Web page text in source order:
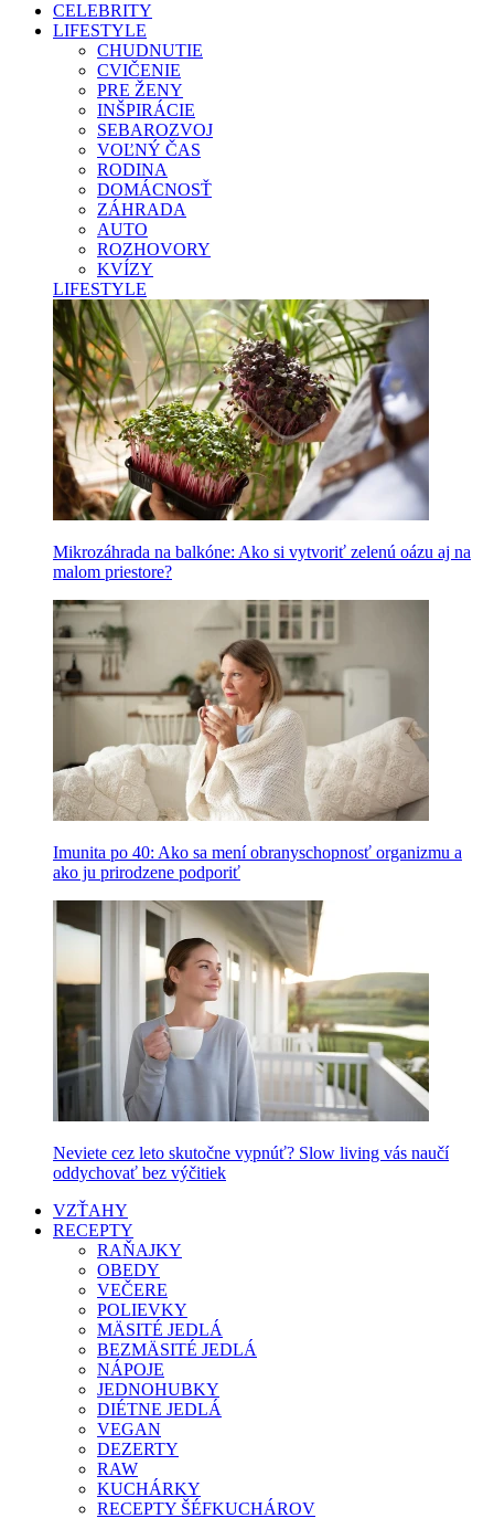
CELEBRITY
LIFESTYLE
CHUDNUTIE
CVIČENIE
PRE ŽENY
INŠPIRÁCIE
SEBAROZVOJ
VOĽNÝ ČAS
RODINA
DOMÁCNOSŤ
ZÁHRADA
AUTO
ROZHOVORY
KVÍZY
LIFESTYLE
Mikrozáhrada na balkóne: Ako si vytvoriť zelenú oázu aj na
malom priestore?
Imunita po 40: Ako sa mení obranyschopnosť organizmu a
ako ju prirodzene podporiť
Neviete cez leto skutočne vypnúť? Slow living vás naučí
oddychovať bez výčitiek
VZŤAHY
RECEPTY
RAŇAJKY
OBEDY
VEČERE
POLIEVKY
MÄSITÉ JEDLÁ
BEZMÄSITÉ JEDLÁ
NÁPOJE
JEDNOHUBKY
DIÉTNE JEDLÁ
VEGAN
DEZERTY
RAW
KUCHÁRKY
RECEPTY ŠÉFKUCHÁROV